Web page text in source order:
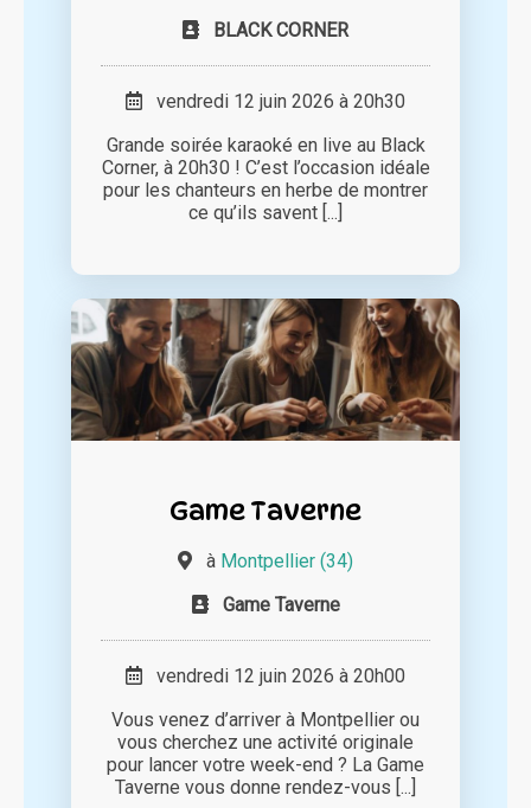
BLACK CORNER
vendredi 12 juin 2026 à 20h30
Grande soirée karaoké en live au Black
Corner, à 20h30 ! C’est l’occasion idéale
pour les chanteurs en herbe de montrer
ce qu’ils savent [...]
Game Taverne
à Montpellier (34)
Game Taverne
vendredi 12 juin 2026 à 20h00
Vous venez d’arriver à Montpellier ou
vous cherchez une activité originale
pour lancer votre week-end ? La Game
Taverne vous donne rendez-vous [...]